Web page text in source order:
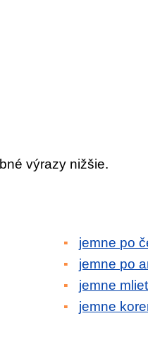
výrazy nižšie.
jemne po
jemne po
jemne
jemne